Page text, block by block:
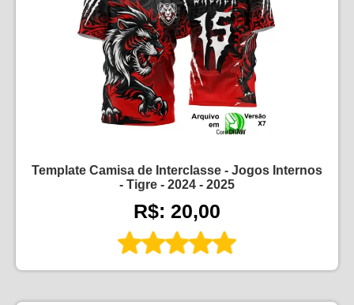
Template Camisa de Interclasse - Jogos Internos
- Tigre - 2024 - 2025
R$: 20,00